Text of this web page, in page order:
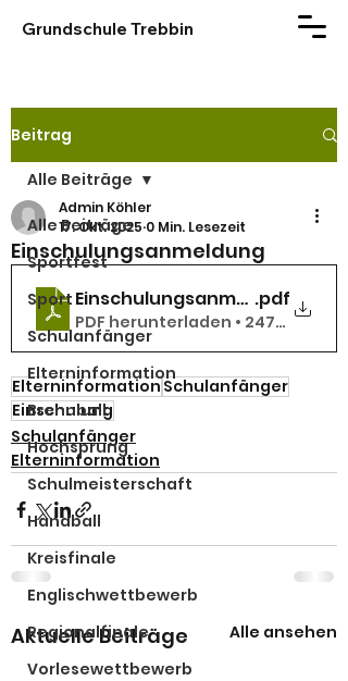
Grundschule Trebbin
Beitrag
Alle Beiträge
Sportfest
Sport
Schulanfänger
Elterninformation
Brennball
Hochsprung
Schulmeisterschaft
Handball
Kreisfinale
Englischwettbewerb
Regionalfinale
Vorlesewettbewerb
Alle Beiträge
Einschulungsanmeldung
Admin Köhler
17. Okt. 2025 0 Min. Lesezeit
Einschulungsanmeldung
.pdf
PDF herunterladen • 247KB
Elterninformation Schulanfänger
Einschulung
Schulanfänger
Elterninformation
Aktuelle Beiträge Alle ansehen